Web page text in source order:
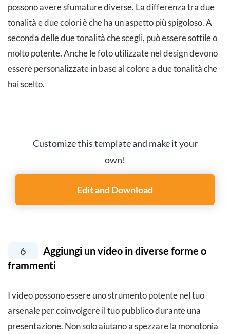
possono avere sfumature diverse. La differenza tra due
tonalità e due colori è che ha un aspetto più spigoloso. A
seconda delle due tonalità che scegli, può essere sottile o
molto potente. Anche le foto utilizzate nel design devono
essere personalizzate in base al colore a due tonalità che
hai scelto.
Customize this template and make it your
own!
Edit and Download
6
Aggiungi un video in diverse forme o
frammenti
I video possono essere uno strumento potente nel tuo
arsenale per coinvolgere il tuo pubblico durante una
presentazione. Non solo aiutano a spezzare la monotonia